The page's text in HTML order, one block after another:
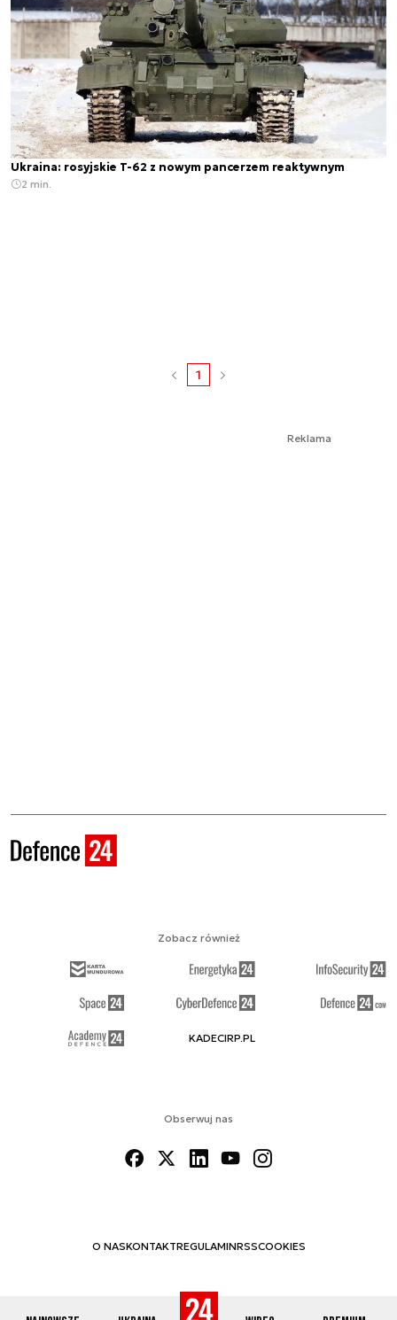
Ukraina: rosyjskie T-62 z nowym pancerzem reaktywnym
2 min.
1
Reklama
Obserwuj nas
O NASKONTAKTREGULAMINRSSCOOKIES
Zobacz również
KADECIRP.PL